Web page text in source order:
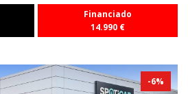
Financiado
14.990 €
-6%